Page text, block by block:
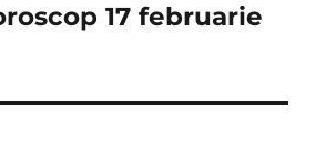
17 februarie